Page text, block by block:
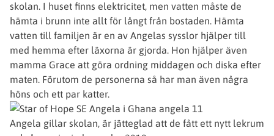
skolan. I huset finns elektricitet, men vatten måste de
hämta i brunn inte allt för långt från bostaden. Hämta
vatten till familjen är en av Angelas sysslor hjälper till
med hemma efter läxorna är gjorda. Hon hjälper även
mamma Grace att göra ordning middagen och diska efter
maten. Förutom de personerna så har man även några
höns och ett par katter.
Angela gillar skolan, är jätteglad att de fått ett nytt lekrum